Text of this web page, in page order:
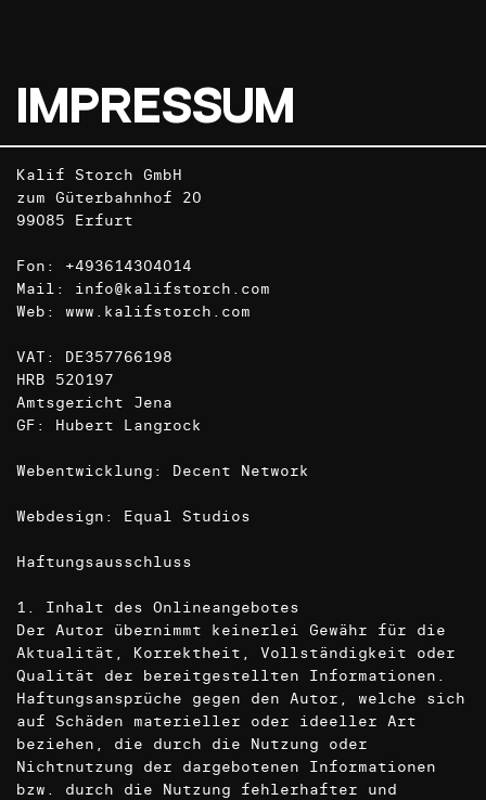
Impressum
Kalif Storch GmbH
zum Güterbahnhof 20
99085 Erfurt
Fon: +493614304014
Mail: info@kalifstorch.com
Web: www.kalifstorch.com
VAT: DE357766198
HRB 520197
Amtsgericht Jena
GF: Hubert Langrock
Webentwicklung: Decent Network
Webdesign: Equal Studios
Haftungsausschluss
1. Inhalt des Onlineangebotes
Der Autor übernimmt keinerlei Gewähr für die
Aktualität, Korrektheit, Vollständigkeit oder
Qualität der bereitgestellten Informationen.
Haftungsansprüche gegen den Autor, welche sich
auf Schäden materieller oder ideeller Art
beziehen, die durch die Nutzung oder
Nichtnutzung der dargebotenen Informationen
bzw. durch die Nutzung fehlerhafter und